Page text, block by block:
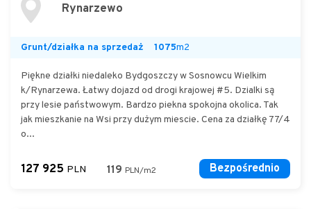
Rynarzewo
Grunt/działka na sprzedaż 1075m2
Piękne działki niedaleko Bydgoszczy w Sosnowcu Wielkim
k/Rynarzewa. Łatwy dojazd od drogi krajowej #5. Dzialki są
przy lesie państwowym. Bardzo piekna spokojna okolica. Tak
jak mieszkanie na Wsi przy dużym miescie. Cena za działkę 77/4
o...
127 925 PLN 119 PLN/m2 Bezpośrednio